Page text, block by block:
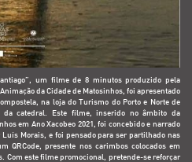
um filme de 8 minutos produzido pela
Animação da Cidade de Matosinhos, foi apresentado
na loja do Turismo do Porto e Norte de
da catedral. Este filme, inserido no âmbito da
em Ano Xacobeo 2021, foi concebido e narrado
Morais, e foi pensado para ser partilhado nas
QRCode, presente nos carimbos colocados em
Com este filme promocional, pretende-se reforçar